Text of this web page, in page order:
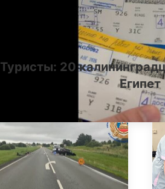
Туристы: 20
Египет